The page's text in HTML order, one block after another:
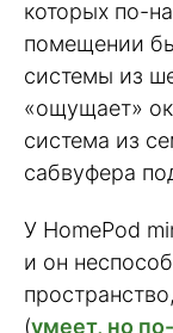
которых по-
помещении
системы из
«ощущает»
система из
сабвуфера
У HomePod
и он
(умеет, но